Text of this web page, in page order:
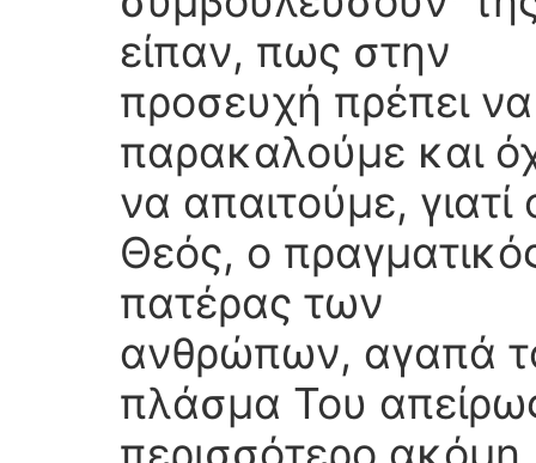
είπαν, πως στην
προσευχή πρέπει να
παρακαλούμε και
να απαιτούμε, γιατί
Θεός, ο
πατέρας των
ανθρώπων, αγαπά
πλάσμα Του